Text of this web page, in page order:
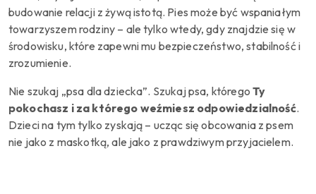
budowanie relacji z żywą istotą. Pies może być wspaniałym
towarzyszem rodziny – ale tylko wtedy, gdy znajdzie się w
środowisku, które zapewni mu bezpieczeństwo, stabilność i
zrozumienie.
Nie szukaj „psa dla dziecka”. Szukaj psa, którego Ty
pokochasz i za którego weźmiesz odpowiedzialność.
Dzieci na tym tylko zyskają – ucząc się obcowania z psem
nie jako z maskotką, ale jako z prawdziwym przyjacielem.